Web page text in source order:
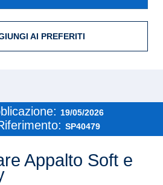
AI PREFERITI
19/05/2026
SP40479
Appalto Soft e